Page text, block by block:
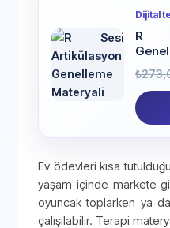
Dijital
R
₺
Ev ödevleri kısa
yaşam içinde markete
oyuncak toplarken ya
çalışılabilir. Terapi